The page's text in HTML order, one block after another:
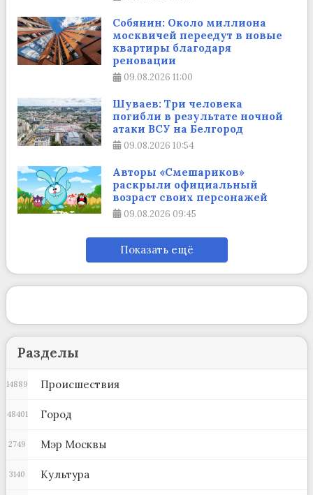
Собянин: Около миллиона
москвичей переедут в новые
квартиры благодаря
реновации
09.08.2026 11:00
Шуваев: Три человека
погибли в результате ночной
атаки ВСУ на Белгород
09.08.2026 10:54
Авторы «Смешариков»
раскрыли официальный
возраст своих персонажей
09.08.2026 09:45
Показать ещё
Разделы
Происшествия
14889
Город
48401
Мэр Москвы
2749
Культура
3140